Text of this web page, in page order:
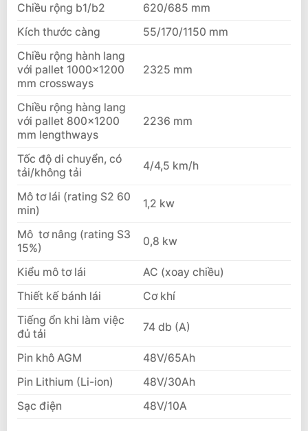
Chiều rộng b1/b2
620/685 mm
Kích thước càng
55/170/1150 mm
Chiều rộng hành lang
với pallet 1000×1200
mm crossways
2325 mm
Chiều rộng hàng lang
với pallet 800×1200
mm lengthways
2236 mm
Tốc độ di chuyển, có
tải/không tải
4/4,5 km/h
Mô tơ lái (rating S2 60
min)
1,2 kw
Mô tơ nâng (rating S3
15%)
0,8 kw
Kiểu mô tơ lái
AC (xoay chiều)
Thiết kế bánh lái
Cơ khí
Tiếng ổn khi làm việc
đủ tải
74 db (A)
Pin khô AGM
48V/65Ah
Pin Lithium (Li-ion)
48V/30Ah
Sạc điện
48V/10A